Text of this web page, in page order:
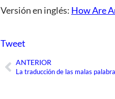
Versión en inglés: How Are
Tweet
AntANTERIOR
La traducción de las malas